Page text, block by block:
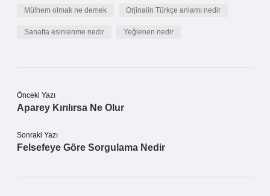
Mülhem olmak ne demek Orjinalin Türkçe anlamı nedir
Sanatta esinlenme nedir Yeğlenen nedir
Önceki Yazı
Aparey Kırılırsa Ne Olur
Sonraki Yazı
Felsefeye Göre Sorgulama Nedir